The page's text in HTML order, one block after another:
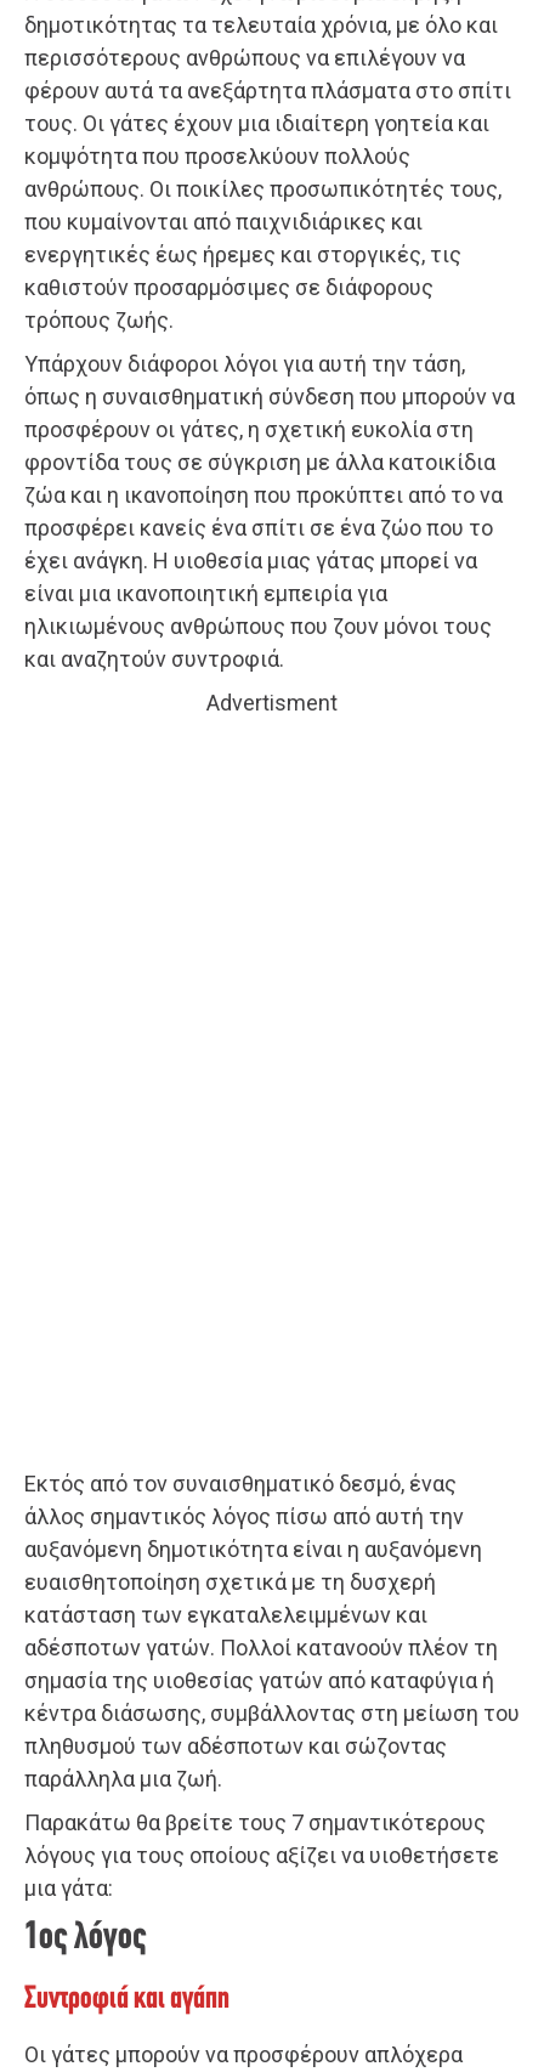
δημοτικότητας τα τελευταία χρόνια, με όλο και
περισσότερους ανθρώπους να επιλέγουν να
φέρουν αυτά τα ανεξάρτητα πλάσματα στο σπίτι
τους. Οι γάτες έχουν μια ιδιαίτερη γοητεία και
κομψότητα που προσελκύουν πολλούς
ανθρώπους. Οι ποικίλες προσωπικότητές τους,
που κυμαίνονται από παιχνιδιάρικες και
ενεργητικές έως ήρεμες και στοργικές, τις
καθιστούν προσαρμόσιμες σε διάφορους
τρόπους ζωής.
Υπάρχουν διάφοροι λόγοι για αυτή την τάση,
όπως η συναισθηματική σύνδεση που μπορούν να
προσφέρουν οι γάτες, η σχετική ευκολία στη
φροντίδα τους σε σύγκριση με άλλα κατοικίδια
ζώα και η ικανοποίηση που προκύπτει από το να
προσφέρει κανείς ένα σπίτι σε ένα ζώο που το
έχει ανάγκη. Η υιοθεσία μιας γάτας μπορεί να
είναι μια ικανοποιητική εμπειρία για
ηλικιωμένους ανθρώπους που ζουν μόνοι τους
και αναζητούν συντροφιά.
Advertisment
Εκτός από τον συναισθηματικό δεσμό, ένας
άλλος σημαντικός λόγος πίσω από αυτή την
αυξανόμενη δημοτικότητα είναι η αυξανόμενη
ευαισθητοποίηση σχετικά με τη δυσχερή
κατάσταση των εγκαταλελειμμένων και
αδέσποτων γατών. Πολλοί κατανοούν πλέον τη
σημασία της υιοθεσίας γατών από καταφύγια ή
κέντρα διάσωσης, συμβάλλοντας στη μείωση του
πληθυσμού των αδέσποτων και σώζοντας
παράλληλα μια ζωή.
Παρακάτω θα βρείτε τους 7 σημαντικότερους
λόγους για τους οποίους αξίζει να υιοθετήσετε
μια γάτα:
1ος λόγος
Συντροφιά και αγάπη
Οι γάτες μπορούν να προσφέρουν απλόχερα